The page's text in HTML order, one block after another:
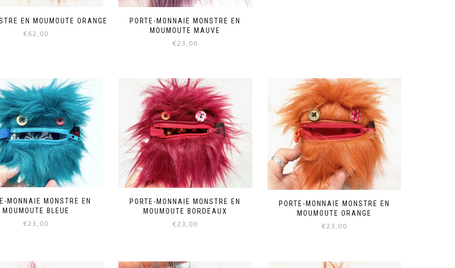
EN MOUMOUTE ORANGE
€62,00
PORTE-MONNAIE MONSTRE EN
MOUMOUTE MAUVE
€23,00
MONNAIE MONSTRE EN
MOUMOUTE BLEUE
€23,00
PORTE-MONNAIE MONSTRE EN
MOUMOUTE BORDEAUX
€23,00
PORTE-MONNAIE MONSTRE EN
MOUMOUTE ORANGE
€23,00